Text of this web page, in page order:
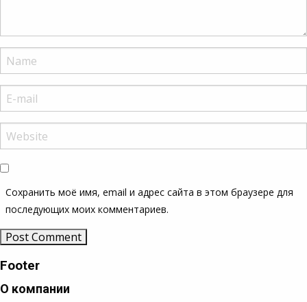
Сохранить моё имя, email и адрес сайта в этом браузере для
последующих моих комментариев.
Footer
О компании